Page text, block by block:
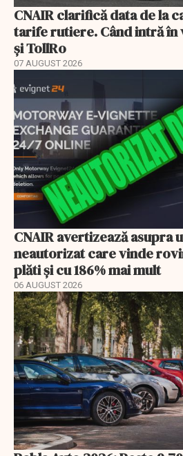
CNAIR clarifică data de la
tarife rutiere. Când intră
și TollRo
07 AUGUST 2026
CNAIR avertizează asupra
neautorizat care vinde
plăti și cu 186% mai mult
06 AUGUST 2026